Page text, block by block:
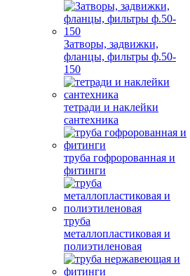
Затворы, задвижки,
фланцы, фильтры ф.50-
150
тетради и наклейки
сантехника
труба гофророванная и
фитинги
труба
металлопластиковая и
полиэтиленовая